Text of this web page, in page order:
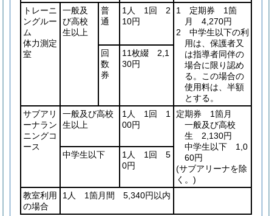
トレーニ
ングルー
ム
体力測定
室
一般及
び高校
生以上
普
通
1人 1回 2
10円
1 定期券 1箇
月 4,270円
2 中学生以下の利
用は、保護者又
は指導者同伴の
場合に限り認め
る。この場合の
使用料は、半額
とする。
回
数
券
11枚綴 2,1
30円
サブアリ
ーナラン
ニングコ
ース
一般及び高校
生以上
1人 1回 1
00円
定期券 1箇月
一般及び高校
生 2,130円
中学生以下 1,0
60円
(サブアリーナを除
く。)
中学生以下
1人 1回 5
0円
教室利用
の場合
1人 1箇月間 5,340円以内